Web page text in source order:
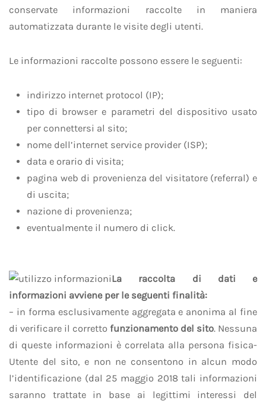
conservate informazioni raccolte in maniera
automatizzata durante le visite degli utenti.
Le informazioni raccolte possono essere le seguenti:
indirizzo internet protocol (IP);
tipo di browser e parametri del dispositivo usato
per connettersi al sito;
nome dell’internet service provider (ISP);
data e orario di visita;
pagina web di provenienza del visitatore (referral) e
di uscita;
nazione di provenienza;
eventualmente il numero di click.
La raccolta di dati e
informazioni avviene per le seguenti finalità:
– in forma esclusivamente aggregata e anonima al fine
di verificare il corretto funzionamento del sito. Nessuna
di queste informazioni è correlata alla persona fisica-
Utente del sito, e non ne consentono in alcun modo
l’identificazione (dal 25 maggio 2018 tali informazioni
saranno trattate in base ai legittimi interessi del